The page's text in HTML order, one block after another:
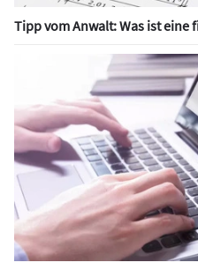
Tipp vom Anwalt: Was ist eine